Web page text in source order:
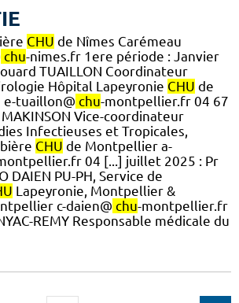
CHU de Nîmes Carémeau
chu-nimes.fr 1ere période : Janvier
TUAILLON Coordinateur
Hôpital Lapeyronie CHU de
tuaillon@ chu-montpellier.fr 04 67
Vice-coordinateur
Infectieuses et Tropicales,
CHU de Montpellier a-
04 [...] juillet 2025 : Pr
DAIEN PU-PH, Service de
Lapeyronie, Montpellier &
c-daien@ chu-montpellier.fr
REMY Responsable médicale du